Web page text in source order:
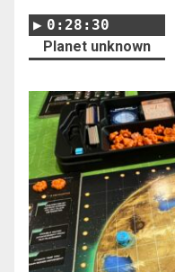
0:28:30
Planet unknown